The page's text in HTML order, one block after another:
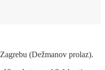
(Dežmanov prolaz).